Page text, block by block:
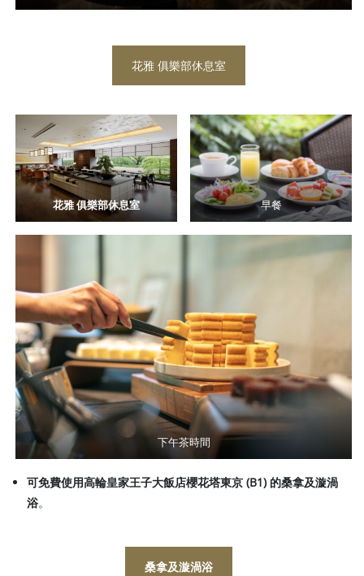
花雅 俱樂部休息室
花雅 俱樂部休息室 早餐
下午茶時間
可免費使用高輪皇家王子大飯店櫻花塔東京 (B1) 的桑拿及漩渦
浴。
桑拿及漩渦浴